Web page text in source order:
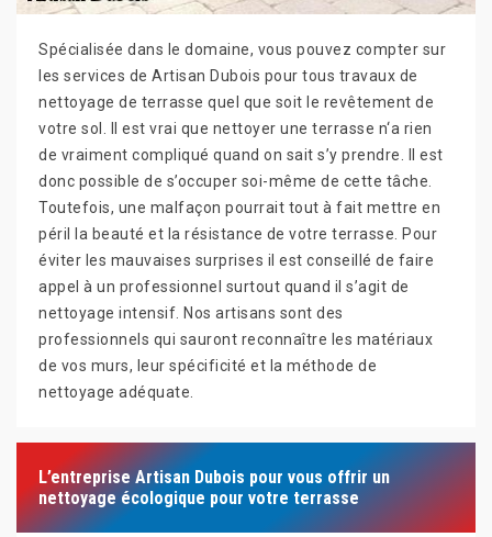
Spécialisée dans le domaine, vous pouvez compter sur
les services de Artisan Dubois pour tous travaux de
nettoyage de terrasse quel que soit le revêtement de
votre sol. Il est vrai que nettoyer une terrasse n‘a rien
de vraiment compliqué quand on sait s’y prendre. Il est
donc possible de s’occuper soi-même de cette tâche.
Toutefois, une malfaçon pourrait tout à fait mettre en
péril la beauté et la résistance de votre terrasse. Pour
éviter les mauvaises surprises il est conseillé de faire
appel à un professionnel surtout quand il s’agit de
nettoyage intensif. Nos artisans sont des
professionnels qui sauront reconnaître les matériaux
de vos murs, leur spécificité et la méthode de
nettoyage adéquate.
L’entreprise Artisan Dubois pour vous offrir un
nettoyage écologique pour votre terrasse